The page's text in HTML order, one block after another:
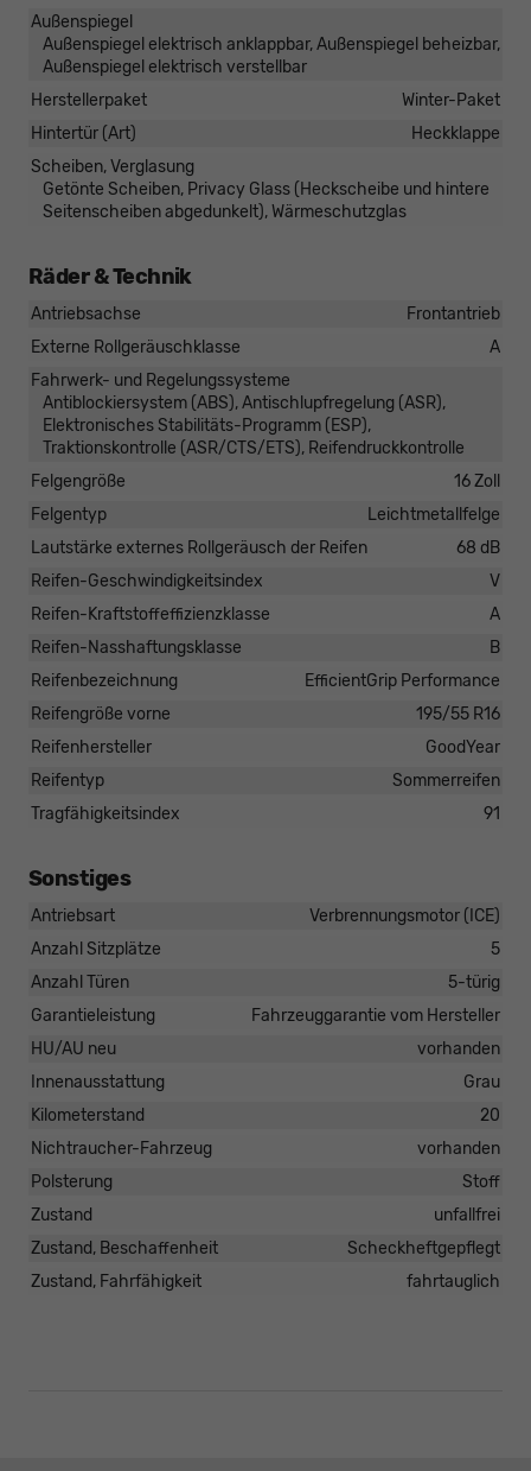
Außenspiegel
Außenspiegel elektrisch anklappbar, Außenspiegel beheizbar,
Außenspiegel elektrisch verstellbar
Herstellerpaket
Winter-Paket
Hintertür (Art)
Heckklappe
Scheiben, Verglasung
Getönte Scheiben, Privacy Glass (Heckscheibe und hintere
Seitenscheiben abgedunkelt), Wärmeschutzglas
Räder & Technik
Antriebsachse
Frontantrieb
Externe Rollgeräuschklasse
A
Fahrwerk- und Regelungssysteme
Antiblockiersystem (ABS), Antischlupfregelung (ASR),
Elektronisches Stabilitäts-Programm (ESP),
Traktionskontrolle (ASR/CTS/ETS), Reifendruckkontrolle
Felgengröße
16 Zoll
Felgentyp
Leichtmetallfelge
Lautstärke externes Rollgeräusch der Reifen
68 dB
Reifen-Geschwindigkeitsindex
V
Reifen-Kraftstoffeffizienzklasse
A
Reifen-Nasshaftungsklasse
B
Reifenbezeichnung
EfficientGrip Performance
Reifengröße vorne
195/55 R16
Reifenhersteller
GoodYear
Reifentyp
Sommerreifen
Tragfähigkeitsindex
91
Sonstiges
Antriebsart
Verbrennungsmotor (ICE)
Anzahl Sitzplätze
5
Anzahl Türen
5-türig
Garantieleistung
Fahrzeuggarantie vom Hersteller
HU/AU neu
vorhanden
Innenausstattung
Grau
Kilometerstand
20
Nichtraucher-Fahrzeug
vorhanden
Polsterung
Stoff
Zustand
unfallfrei
Zustand, Beschaffenheit
Scheckheftgepflegt
Zustand, Fahrfähigkeit
fahrtauglich